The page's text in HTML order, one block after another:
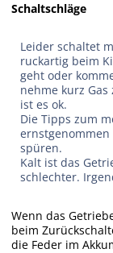
Schaltschläge
Leider schaltet
ruckartig beim
geht oder
nehme kurz
ist es ok.
Die Tipps zum
spüren.
Kalt ist das
schlechter.
Wenn das
beim
die Feder im